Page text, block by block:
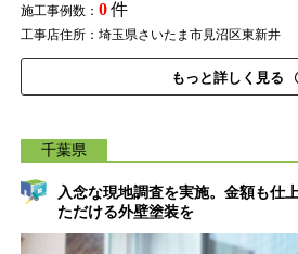
施工事例数： 0件
工事店住所：埼玉県さいたま市見沼区東新井
もっと詳しく見る
千葉県
入念な現地調査を実施。金額も仕
ただける外壁塗装を